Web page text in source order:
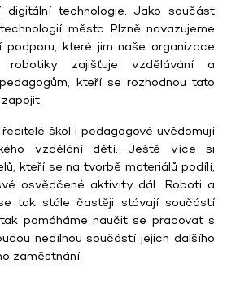
technologie. Jako součást
města Plzně navazujeme
které jim naše organizace
robotiky zajišťuje vzdělávání a
kteří se rozhodnou tato
škol i pedagogové uvědomují
vzdělání dětí. Ještě více si
kteří se na tvorbě materiálů podílí,
osvědčené aktivity dál. Roboti a
tak stále častěji stávají součástí
pomáháme naučit se pracovat s
nedílnou součástí jejich dalšího
zaměstnání.